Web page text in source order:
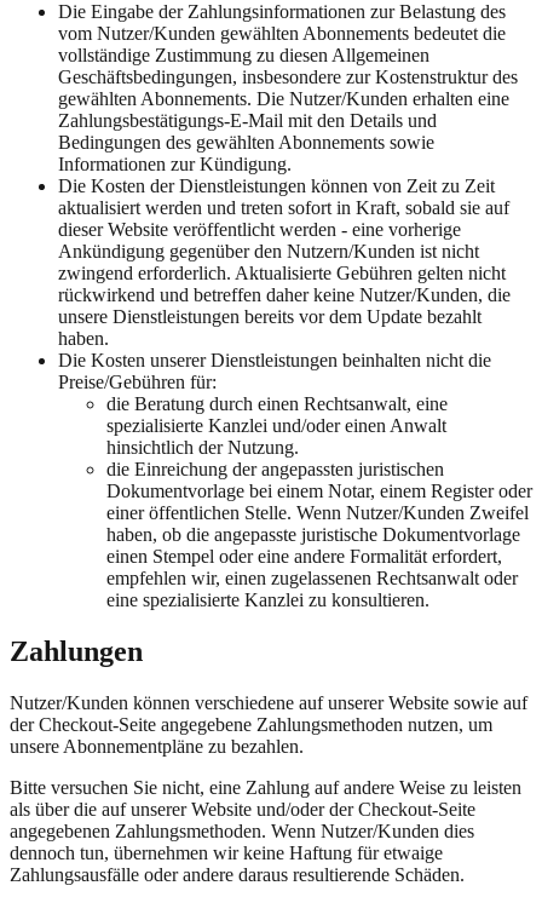
Die Eingabe der Zahlungsinformationen zur Belastung des
vom Nutzer/Kunden gewählten Abonnements bedeutet die
vollständige Zustimmung zu diesen Allgemeinen
Geschäftsbedingungen, insbesondere zur Kostenstruktur des
gewählten Abonnements. Die Nutzer/Kunden erhalten eine
Zahlungsbestätigungs-E-Mail mit den Details und
Bedingungen des gewählten Abonnements sowie
Informationen zur Kündigung.
Die Kosten der Dienstleistungen können von Zeit zu Zeit
aktualisiert werden und treten sofort in Kraft, sobald sie auf
dieser Website veröffentlicht werden - eine vorherige
Ankündigung gegenüber den Nutzern/Kunden ist nicht
zwingend erforderlich. Aktualisierte Gebühren gelten nicht
rückwirkend und betreffen daher keine Nutzer/Kunden, die
unsere Dienstleistungen bereits vor dem Update bezahlt
haben.
Die Kosten unserer Dienstleistungen beinhalten nicht die
Preise/Gebühren für:
die Beratung durch einen Rechtsanwalt, eine
spezialisierte Kanzlei und/oder einen Anwalt
hinsichtlich der Nutzung.
die Einreichung der angepassten juristischen
Dokumentvorlage bei einem Notar, einem Register oder
einer öffentlichen Stelle. Wenn Nutzer/Kunden Zweifel
haben, ob die angepasste juristische Dokumentvorlage
einen Stempel oder eine andere Formalität erfordert,
empfehlen wir, einen zugelassenen Rechtsanwalt oder
eine spezialisierte Kanzlei zu konsultieren.
Zahlungen
Nutzer/Kunden können verschiedene auf unserer Website sowie auf
der Checkout-Seite angegebene Zahlungsmethoden nutzen, um
unsere Abonnementpläne zu bezahlen.
Bitte versuchen Sie nicht, eine Zahlung auf andere Weise zu leisten
als über die auf unserer Website und/oder der Checkout-Seite
angegebenen Zahlungsmethoden. Wenn Nutzer/Kunden dies
dennoch tun, übernehmen wir keine Haftung für etwaige
Zahlungsausfälle oder andere daraus resultierende Schäden.